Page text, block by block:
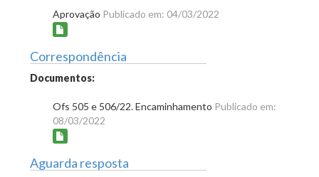
Aprovação Publicado em: 04/03/2022
Correspondência
Documentos:
Ofs 505 e 506/22. Encaminhamento Publicado em:
08/03/2022
Aguarda resposta